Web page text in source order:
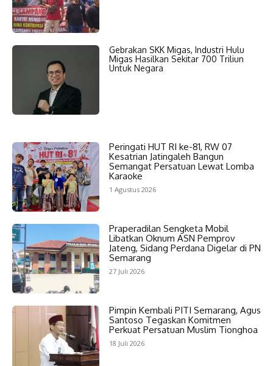
Gebrakan SKK Migas, Industri Hulu
Migas Hasilkan Sekitar 700 Triliun
Untuk Negara
Peringati HUT RI ke-81, RW 07
Kesatrian Jatingaleh Bangun
Semangat Persatuan Lewat Lomba
Karaoke
1 Agustus 2026
Praperadilan Sengketa Mobil
Libatkan Oknum ASN Pemprov
Jateng, Sidang Perdana Digelar di PN
Semarang
27 Juli 2026
Pimpin Kembali PITI Semarang, Agus
Santoso Tegaskan Komitmen
Perkuat Persatuan Muslim Tionghoa
18 Juli 2026